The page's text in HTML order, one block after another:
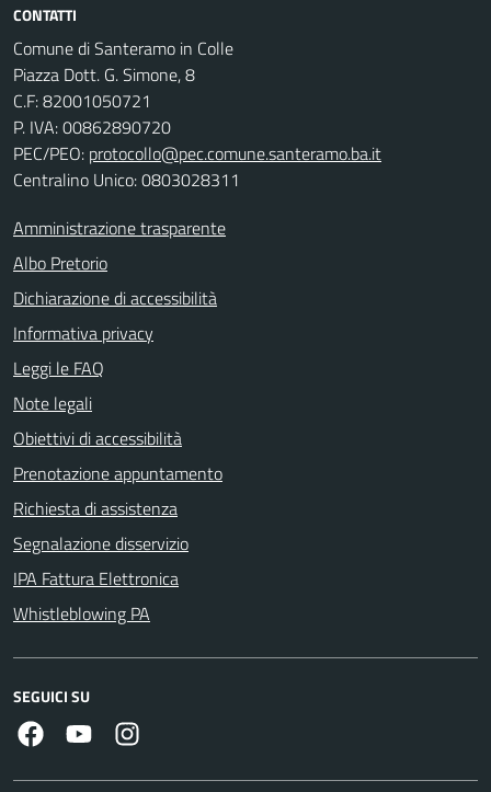
CONTATTI
Comune di Santeramo in Colle
Piazza Dott. G. Simone, 8
C.F:82001050721
P. IVA:00862890720
PEC/PEO: protocollo@pec.comune.santeramo.ba.it
Centralino Unico: 0803028311
Amministrazione trasparente
Albo Pretorio
Dichiarazione di accessibilità
Informativa privacy
Leggi le FAQ
Note legali
Obiettivi di accessibilità
Prenotazione appuntamento
Richiesta di assistenza
Segnalazione disservizio
IPA Fattura Elettronica
Whistleblowing PA
SEGUICI SU
FacebookYoutube